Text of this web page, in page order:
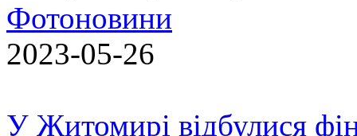
Фотоновини
2023-05-26
У Житомирі відбулися